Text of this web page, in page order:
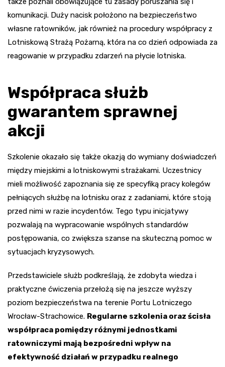
komunikacji. Duży nacisk położono na bezpieczeństwo
własne ratowników, jak również na procedury współpracy z
Lotniskową Strażą Pożarną, która na co dzień odpowiada za
reagowanie w przypadku zdarzeń na płycie lotniska.
Współpraca służb
gwarantem sprawnej
akcji
Szkolenie okazało się także okazją do wymiany doświadczeń
między miejskimi a lotniskowymi strażakami. Uczestnicy
mieli możliwość zapoznania się ze specyfiką pracy kolegów
pełniących służbę na lotnisku oraz z zadaniami, które stoją
przed nimi w razie incydentów. Tego typu inicjatywy
pozwalają na wypracowanie wspólnych standardów
postępowania, co zwiększa szanse na skuteczną pomoc w
sytuacjach kryzysowych.
Przedstawiciele służb podkreślają, że zdobyta wiedza i
praktyczne ćwiczenia przełożą się na jeszcze wyższy
poziom bezpieczeństwa na terenie Portu Lotniczego
Wrocław-Strachowice. Regularne szkolenia oraz ścisła
współpraca pomiędzy różnymi jednostkami
ratowniczymi mają bezpośredni wpływ na
efektywność działań w przypadku realnego